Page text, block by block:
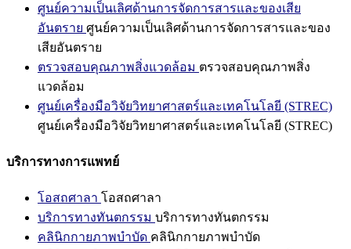
ศูนย์ความเป็นเลิศด้านการจัดการสารและของเสีย
อันตราย ศูนย์ความเป็นเลิศด้านการจัดการสารและของ
เสียอันตราย
ตรวจสอบคุณภาพสิ่งแวดล้อม ตรวจสอบคุณภาพสิ่ง
แวดล้อม
ศูนย์เครื่องมือวิจัยวิทยาศาสตร์และเทคโนโลยี (STREC)
ศูนย์เครื่องมือวิจัยวิทยาศาสตร์และเทคโนโลยี (STREC)
บริการทางการแพทย์
โอสถศาลา โอสถศาลา
บริการทางทันตกรรม บริการทางทันตกรรม
คลินิกกายภาพบำบัด คลินิกกายภาพบำบัด